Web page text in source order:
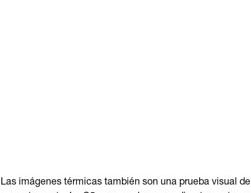
Las imágenes térmicas también son una prueba visual